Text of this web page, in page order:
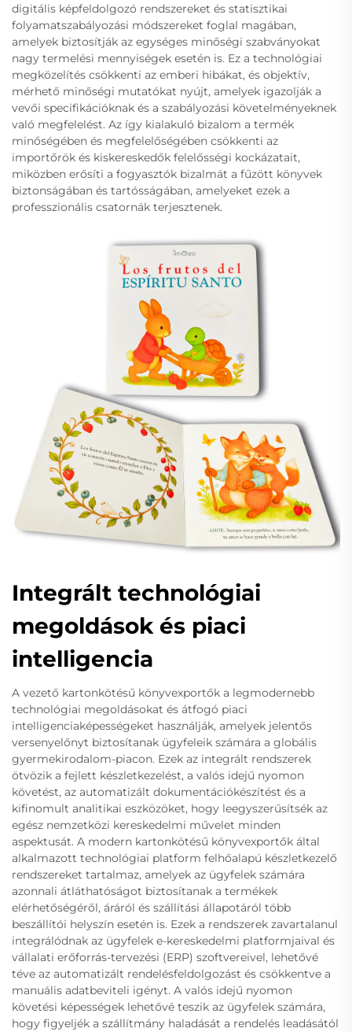
digitális képfeldolgozó rendszereket és statisztikai
folyamatszabályozási módszereket foglal magában,
amelyek biztosítják az egységes minőségi szabványokat
nagy termelési mennyiségek esetén is. Ez a technológiai
megközelítés csökkenti az emberi hibákat, és objektív,
mérhető minőségi mutatókat nyújt, amelyek igazolják a
vevői specifikációknak és a szabályozási követelményeknek
való megfelelést. Az így kialakuló bizalom a termék
minőségében és megfelelőségében csökkenti az
importőrök és kiskereskedők felelősségi kockázatait,
miközben erősíti a fogyasztók bizalmát a fűzött könyvek
biztonságában és tartósságában, amelyeket ezek a
professzionális csatornák terjesztenek.
Integrált technológiai
megoldások és piaci
intelligencia
A vezető kartonkötésű könyvexportők a legmodernebb
technológiai megoldásokat és átfogó piaci
intelligenciaképességeket használják, amelyek jelentős
versenyelőnyt biztosítanak ügyfeleik számára a globális
gyermekirodalom-piacon. Ezek az integrált rendszerek
ötvözik a fejlett készletkezelést, a valós idejű nyomon
követést, az automatizált dokumentációkészítést és a
kifinomult analitikai eszközöket, hogy leegyszerűsítsék az
egész nemzetközi kereskedelmi művelet minden
aspektusát. A modern kartonkötésű könyvexportők által
alkalmazott technológiai platform felhőalapú készletkezelő
rendszereket tartalmaz, amelyek az ügyfelek számára
azonnali átláthatóságot biztosítanak a termékek
elérhetőségéről, áráról és szállítási állapotáról több
beszállítói helyszín esetén is. Ezek a rendszerek zavartalanul
integrálódnak az ügyfelek e-kereskedelmi platformjaival és
vállalati erőforrás-tervezési (ERP) szoftvereivel, lehetővé
téve az automatizált rendelésfeldolgozást és csökkentve a
manuális adatbeviteli igényt. A valós idejű nyomon
követési képességek lehetővé teszik az ügyfelek számára,
hogy figyeljék a szállítmány haladását a rendelés leadásától